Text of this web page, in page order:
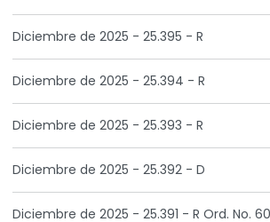
Diciembre de 2025 - 25.395 - R
Diciembre de 2025 - 25.394 - R
Diciembre de 2025 - 25.393 - R
Diciembre de 2025 - 25.392 - D
Diciembre de 2025 - 25.391 - R Ord. No. 60